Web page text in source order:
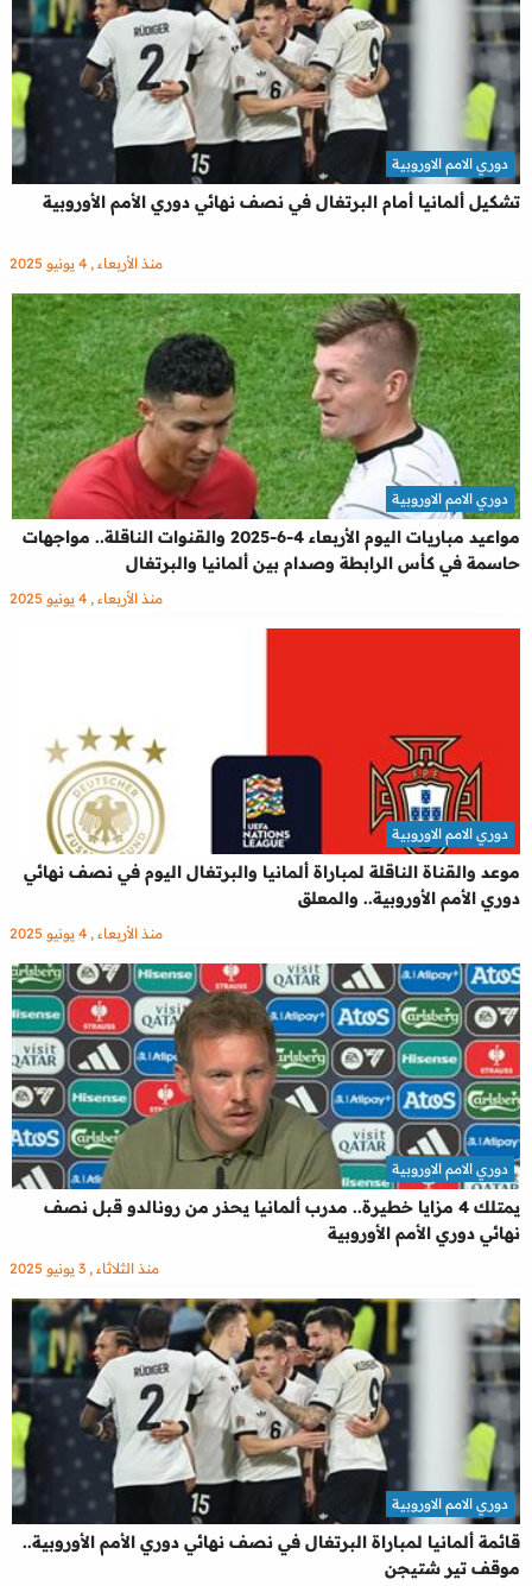
تشكيل ألمانيا أمام البرتغال في نصف نهائي دوري الأمم الأوروبية
دوري الامم الاوروبية
منذ الأربعاء , 4 يونيو 2025
مواعيد مباريات اليوم الأربعاء 4-6-2025 والقنوات الناقلة.. مواجهات
حاسمة في كأس الرابطة وصدام بين ألمانيا والبرتغال
دوري الامم الاوروبية
منذ الأربعاء , 4 يونيو 2025
موعد والقناة الناقلة لمباراة ألمانيا والبرتغال اليوم في نصف نهائي
دوري الأمم الأوروبية.. والمعلق
دوري الامم الاوروبية
منذ الأربعاء , 4 يونيو 2025
يمتلك 4 مزايا خطيرة.. مدرب ألمانيا يحذر من رونالدو قبل نصف
نهائي دوري الأمم الأوروبية
دوري الامم الاوروبية
منذ الثلاثاء , 3 يونيو 2025
قائمة ألمانيا لمباراة البرتغال في نصف نهائي دوري الأمم الأوروبية..
موقف تير شتيجن
دوري الامم الاوروبية